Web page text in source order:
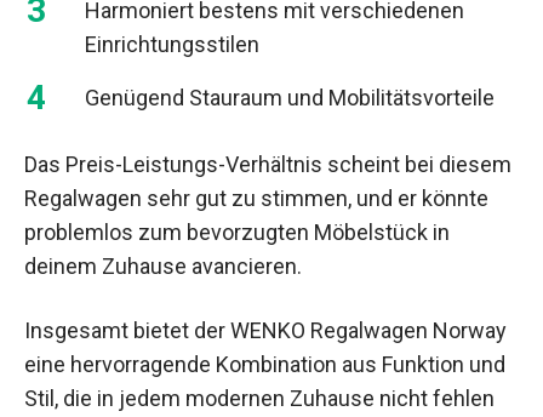
Harmoniert bestens mit verschiedenen
Einrichtungsstilen
Genügend Stauraum und Mobilitätsvorteile
Das Preis-Leistungs-Verhältnis scheint bei diesem
Regalwagen sehr gut zu stimmen, und er könnte
problemlos zum bevorzugten Möbelstück in
deinem Zuhause avancieren.
Insgesamt bietet der WENKO Regalwagen Norway
eine hervorragende Kombination aus Funktion und
Stil, die in jedem modernen Zuhause nicht fehlen